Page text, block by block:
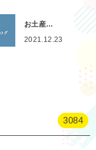
お土産…
2021.12.23
3084